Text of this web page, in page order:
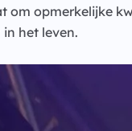
om opmerkelijke
het leven.